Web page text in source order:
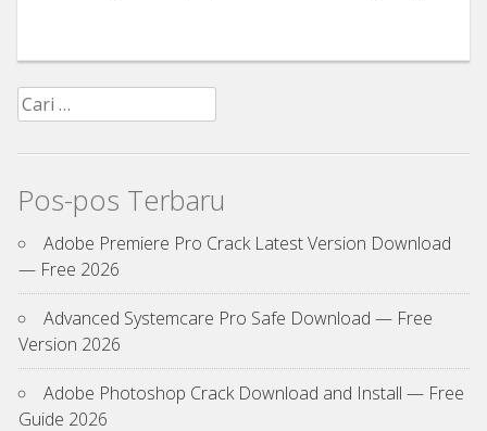
Cari
untuk:
Pos-pos Terbaru
Adobe Premiere Pro Crack Latest Version Download
— Free 2026
Advanced Systemcare Pro Safe Download — Free
Version 2026
Adobe Photoshop Crack Download and Install — Free
Guide 2026